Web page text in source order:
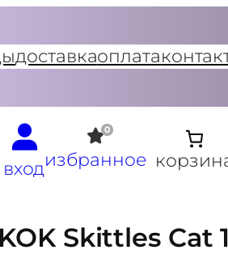
доставкаоплата
вход
0
избранное
Skittles Cat